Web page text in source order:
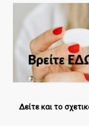
Δείτε και το